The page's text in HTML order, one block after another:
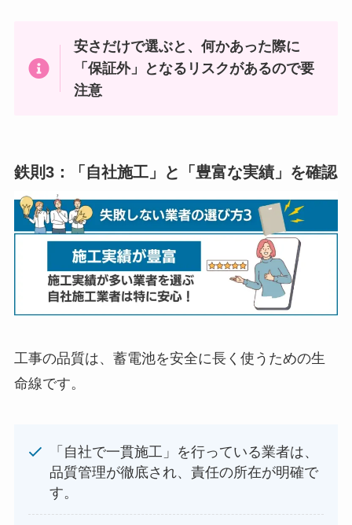
安さだけで選ぶと、何かあった際に
「保証外」となるリスクがあるので要
注意
鉄則3：「自社施工」と「豊富な実績」を確認
工事の品質は、蓄電池を安全に長く使うための生
命線です。
「自社で一貫施工」を行っている業者は、
品質管理が徹底され、責任の所在が明確で
す。